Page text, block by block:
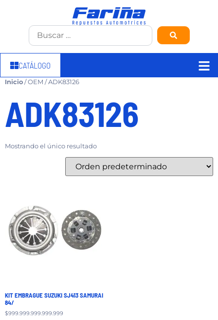
CATÁLOGO
Inicio/ OEM / ADK83126
ADK83126
Mostrando el único resultado
KIT EMBRAGUE SUZUKI SJ413 SAMURAI
84/
$999.999.999.999.999